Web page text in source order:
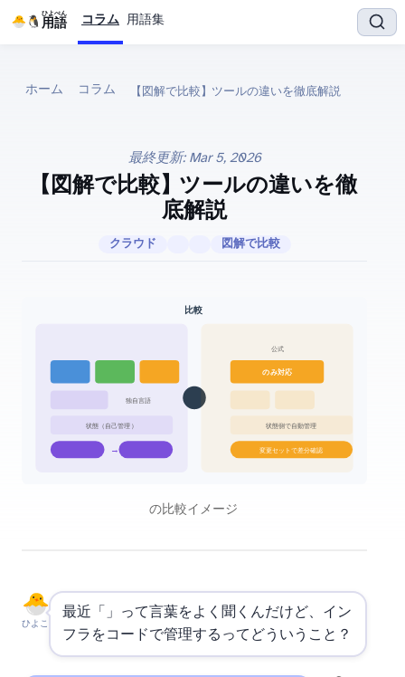
IT用語
ひよぺん コラム 用語集
ホーム コラム 【図解で比較】Terraform vs CloudFormation — IaCツールの違いを徹底解説
最終更新: Mar 5, 2026
【図解で比較】Terraform vs CloudFormation — IaCツールの違いを徹
底解説
クラウド 図解で比較
Terraform vs CloudFormation 比較
独自言語
状態: tfstate（自己管理）
→
(AWS公式)
AWS のみ対応
状態: AWS側で自動管理
変更セットで差分確認
Terraform vs CloudFormation の比較イメージ
ひよこ
最近「
」って言葉をよく聞くんだけど、イン
フラをコードで管理するってどういうこと？